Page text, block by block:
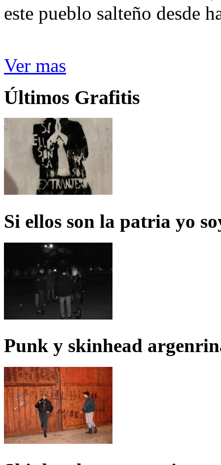
este pueblo salteño desde
Ver mas
Últimos Grafitis
Si ellos son la patria yo
Punk y skinhead